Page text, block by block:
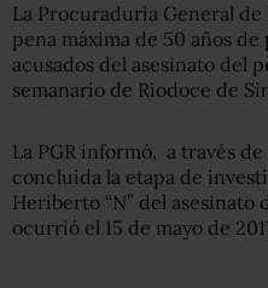
La Procuraduría General de
pena máxima de 50 años
acusados del asesinato del
semanario de Riodoce de
La PGR informó, a través
concluida la etapa de
Heriberto “N” del asesinato
ocurrió el 15 de mayo de